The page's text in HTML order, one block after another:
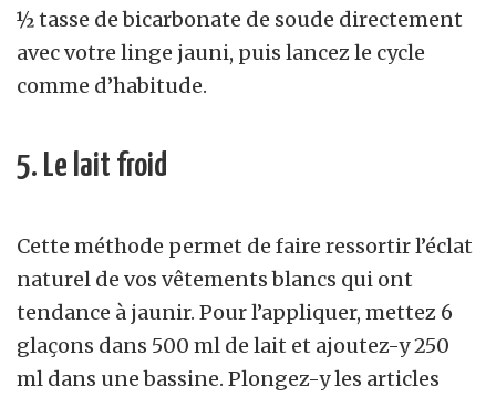
½ tasse de bicarbonate de soude directement
avec votre linge jauni, puis lancez le cycle
comme d’habitude.
5. Le lait froid
Cette méthode permet de faire ressortir l’éclat
naturel de vos vêtements blancs qui ont
tendance à jaunir. Pour l’appliquer, mettez 6
glaçons dans 500 ml de lait et ajoutez-y 250
ml dans une bassine. Plongez-y les articles